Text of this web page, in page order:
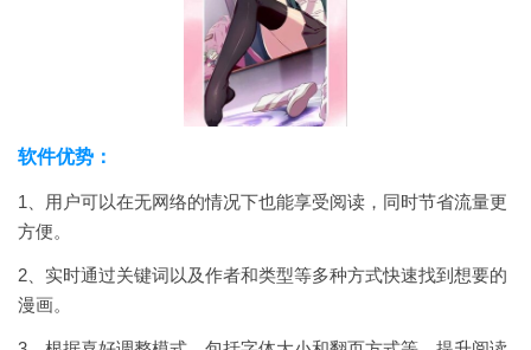
软件优势：
1、用户可以在无网络的情况下也能享受阅读，同时节省流量更
方便。
2、实时通过关键词以及作者和类型等多种方式快速找到想要的
漫画。